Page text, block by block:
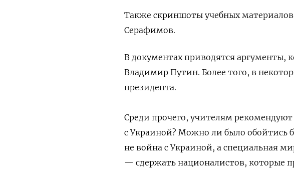
Также скриншоты учебных материалов
Серафимов.
В документах приводятся аргументы,
Владимир Путин. Более того, в
президента.
Среди прочего, учителям
с Украиной? Можно ли было обойтись
не война с Украиной, а специальная
— сдержать националистов, которые